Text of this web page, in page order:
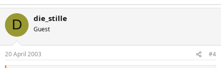
D die_stille
Guest
20 April 2003 #4